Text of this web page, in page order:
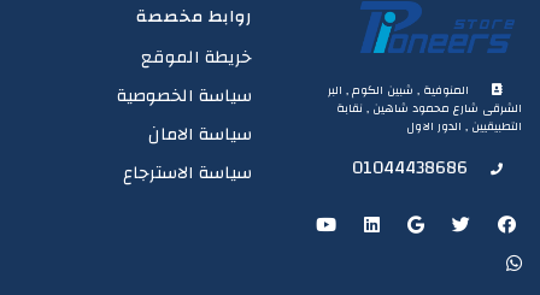
المنوفية , شبين الكوم , البر
الشرقى شارع محمود شاهين , نقابة
التطبيقيين , الدور الاول
01044438686
روابط مخصصة
خريطة الموقع
سياسة الخصوصية
سياسة الامان
سياسة الاسترجاع